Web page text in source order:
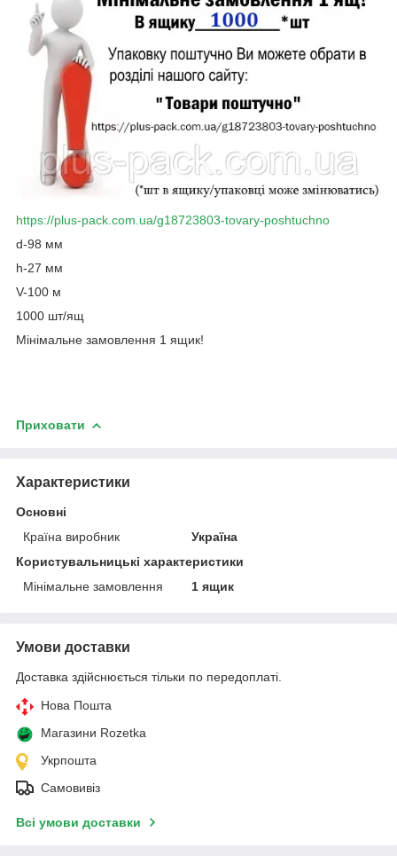
https://plus-pack.com.ua/g18723803-tovary-poshtuchno
d-98 мм
h-27 мм
V-100 м
1000 шт/ящ
Мінімальне замовлення 1 ящик!
Приховати
Характеристики
Основні
Країна виробник
Україна
Користувальницькі характеристики
Мінімальне замовлення
1 ящик
Умови доставки
Доставка здійснюється тільки по передоплаті.
Нова Пошта
Магазини Rozetka
Укрпошта
Самовивіз
Всі умови доставки